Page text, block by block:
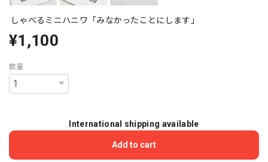
しゃべるミニハニワ「みなかったことにします」
¥1,100
数量
International shipping available
Add to cart